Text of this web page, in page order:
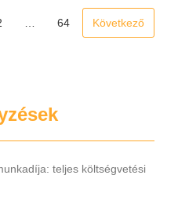
64 Következő
teljes költségvetési